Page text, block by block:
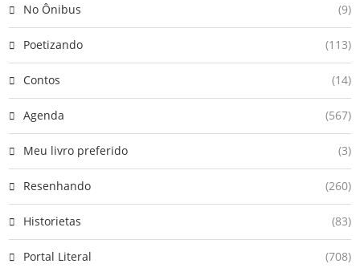
No Ônibus (9)
Poetizando (113)
Contos (14)
Agenda (567)
Meu livro preferido (3)
Resenhando (260)
Historietas (83)
Portal Literal (708)